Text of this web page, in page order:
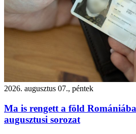
2026. augusztus 07., péntek
Ma is rengett a föld
augusztusi sorozat